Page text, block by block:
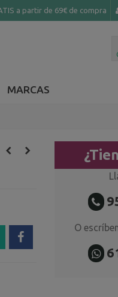
a partir de 69€ de compra
MARCAS
O